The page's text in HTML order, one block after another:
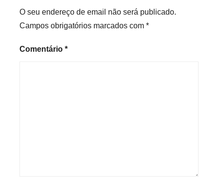
O seu endereço de email não será publicado.
Campos obrigatórios marcados com *
Comentário *